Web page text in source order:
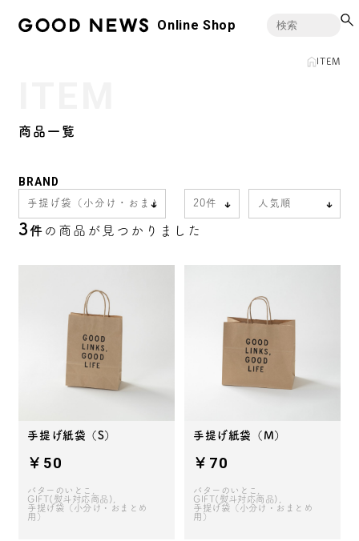
Online Shop
ITEM
商品一覧
3件 の商品が見つかりました
BRAND
手提げ紙袋（S）
￥50
バターのいとこ
GIFT(熨斗対応商品)
手提げ袋（小分け・おまとめ
用）
手提げ紙袋（M）
￥70
バターのいとこ
GIFT(熨斗対応商品)
手提げ袋（小分け・おまとめ
用）